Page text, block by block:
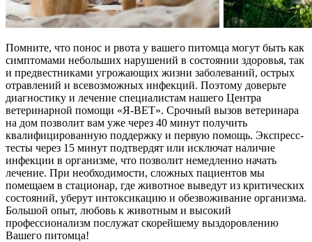
Помните, что понос и рвота у вашего питомца могут быть как
симптомами небольших нарушений в состоянии здоровья, так
и предвестниками угрожающих жизни заболеваний, острых
отравлений и всевозможных инфекций. Поэтому доверьте
диагностику и лечение специалистам нашего Центра
ветеринарной помощи «Я-ВЕТ». Срочный вызов ветеринара
на дом позволит вам уже через 40 минут получить
квалифицированную поддержку и первую помощь. Экспресс-
тесты через 15 минут подтвердят или исключат наличие
инфекции в организме, что позволит немедленно начать
лечение. При необходимости, сложных пациентов мы
помещаем в стационар, где животное выведут из критических
состояний, уберут интоксикацию и обезвоживание организма.
Большой опыт, любовь к животным и высокий
профессионализм послужат скорейшему выздоровлению
Вашего питомца!